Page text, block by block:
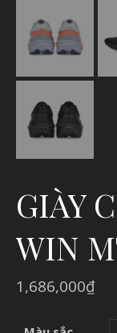
GIÀY
WIN
1,686,000₫